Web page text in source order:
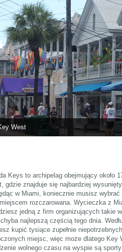
West
Keys to archipelag obejmujący około
gdzie znajduje się najbardziej
w Miami, koniecznie musisz
rozczarowana. Wycieczka z
jedną z firm organizujących takie
chyba najlepszą częścią tego dnia.
kupić tysiące zupełnie
miejsc, więc może dlatego Key
wolnego czasu na wyspie są